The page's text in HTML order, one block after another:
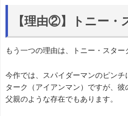
【理由②】トニー・
もう一つの理由は、トニー・スター
今作では、スパイダーマンのピンチ
ターク（アイアンマン）ですが、
父親のような存在でもあります。